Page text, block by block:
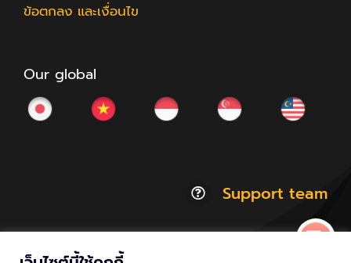
ข้อตกลง และเงื่อนไข
Our global
Support team